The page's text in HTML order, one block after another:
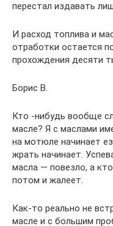
перестал издавать
И расход топлива и
отработки остается
прохождения десяти
Борис В.
Кто -нибудь вообще
масле? Я с маслами
на мотюле начинает
жрать начинает.
масла — повезло, а
потом и жалеет.
Как-то реально не
масле и с большим